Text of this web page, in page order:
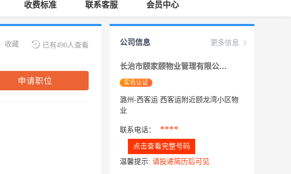
收费标准 联系客服 会员中心
已有490人查看
收藏
申请职位
更多信息
公司信息
长治市颐家颐物业管理有限公司
实名认证
潞州-西客运 西客运附近颐龙湾小区物
业
联系电话： ****
点击查看完整号码
温馨提示: 请投递简历后可见